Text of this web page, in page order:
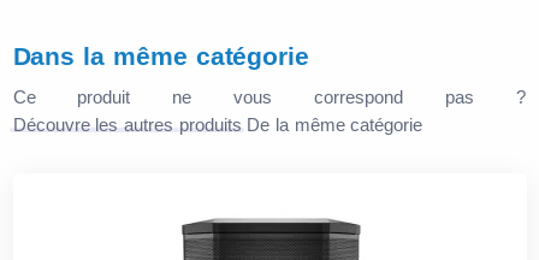
Dans la même catégorie
Ce produit ne vous correspond pas ?
Découvre les autres produits De la même catégorie